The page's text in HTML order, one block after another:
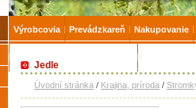
Jedle
Úvodní stránka / Krajina, príroda /
Výrobcovia Prevádzkareň Nakupovanie